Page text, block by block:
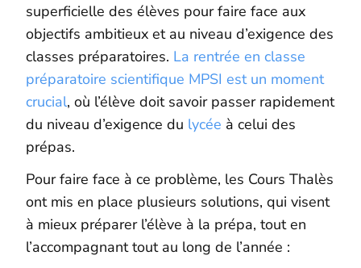
superficielle des élèves pour faire face aux
objectifs ambitieux et au niveau d’exigence des
classes préparatoires. La rentrée en classe
préparatoire scientifique MPSI est un moment
crucial, où l’élève doit savoir passer rapidement
du niveau d’exigence du lycée à celui des
prépas.
Pour faire face à ce problème, les Cours Thalès
ont mis en place plusieurs solutions, qui visent
à mieux préparer l’élève à la prépa, tout en
l’accompagnant tout au long de l’année :